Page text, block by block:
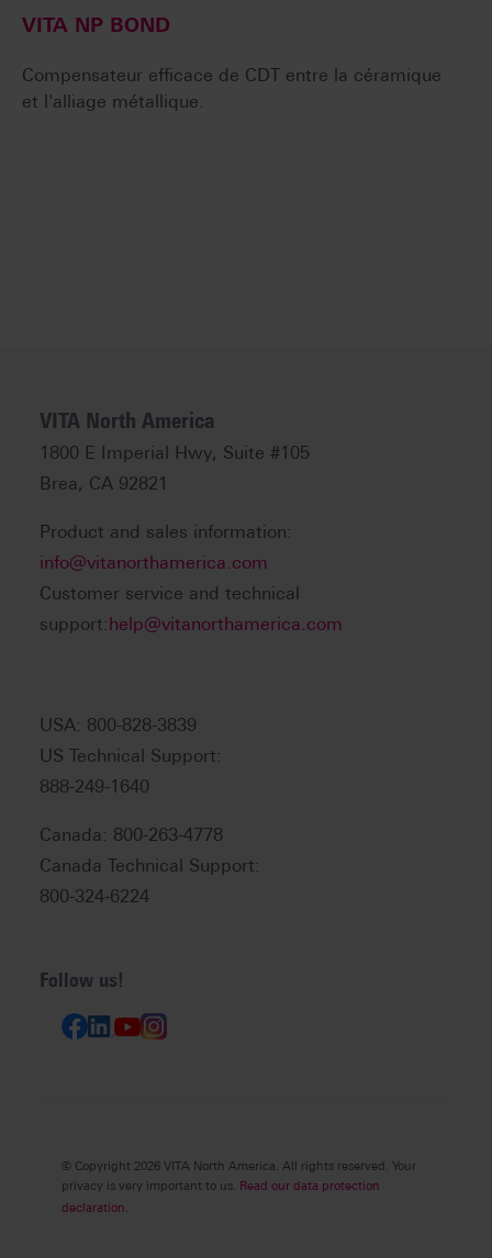
VITA NP BOND
Compensateur efficace de CDT entre la céramique
et l'alliage métallique.
VITA North America
1800 E Imperial Hwy, Suite #105
Brea, CA 92821
Product and sales information:
info@vitanorthamerica.com
Customer service and technical
support: help@vitanorthamerica.com
USA: 800-828-3839
US Technical Support:
888-249-1640
Canada: 800-263-4778
Canada Technical Support:
800-324-6224
Follow us!
© Copyright 2026 VITA North America. All rights reserved. Your
privacy is very important to us. Read our data protection
declaration.